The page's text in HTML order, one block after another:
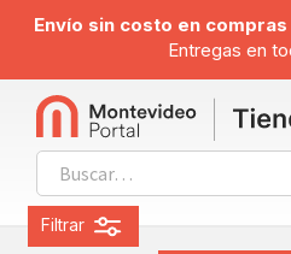
Envío sin costo en
Entregas en
Filtrar